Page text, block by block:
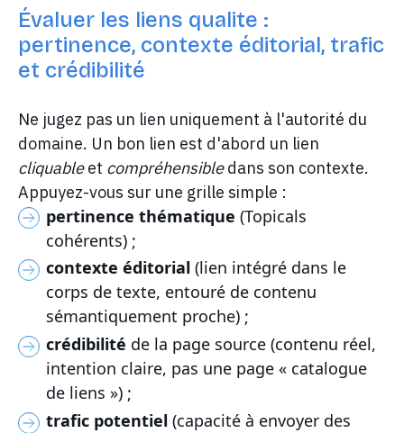
Évaluer les liens qualite :
pertinence, contexte éditorial, trafic
et crédibilité
Ne jugez pas un lien uniquement à l'autorité du
domaine. Un bon lien est d'abord un lien
cliquableet compréhensibledans son contexte.
Appuyez-vous sur une grille simple :
pertinence thématique (Topicals
cohérents) ;
contexte éditorial (lien intégré dans le
corps de texte, entouré de contenu
sémantiquement proche) ;
crédibilité de la page source (contenu réel,
intention claire, pas une page « catalogue
de liens ») ;
trafic potentiel (capacité à envoyer des